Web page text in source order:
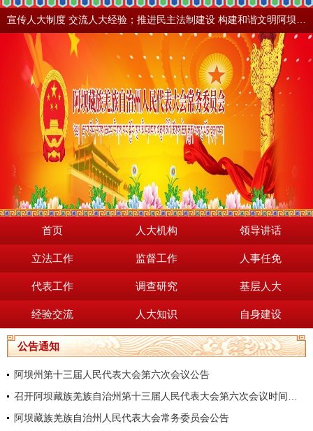
首页 人大机构 领导讲话
立法工作 监督工作 人事任免
代表工作 调查研究 基层人大
经验交流 人大知识 自身建设
公告通知
阿坝州第十三届人民代表大会第六次会议公告
阿坝藏族羌族自治州人民代表大会常务委员会公告